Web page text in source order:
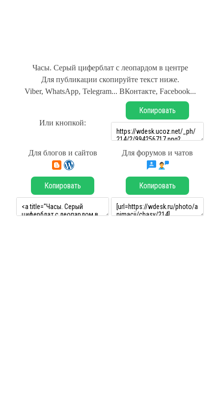
Часы. Серый циферблат с леопардом в центре
Для публикации скопируйте текст ниже.
Viber, WhatsApp, Telegram... ВКонтакте, Facebook...
Или кнопкой:
Копировать
Для блогов и сайтов Для форумов и чатов
Копировать Копировать